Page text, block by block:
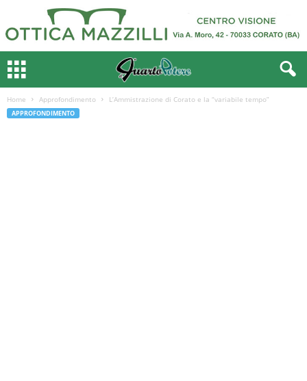
Home Approfondimento L’Ammistrazione di Corato e la “variabile tempo”
APPROFONDIMENTO